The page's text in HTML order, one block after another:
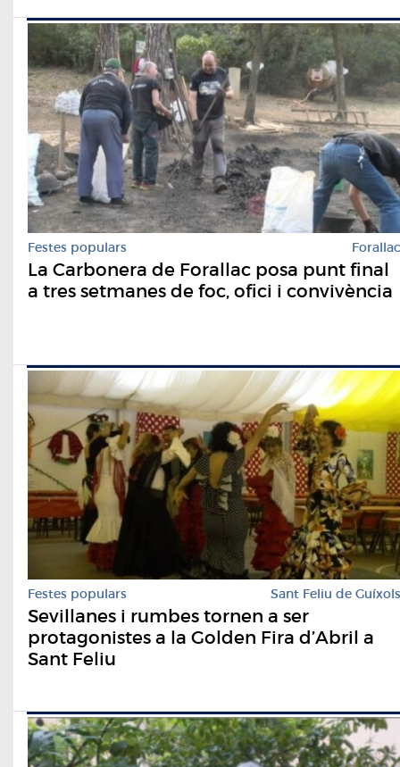
Festes populars Forallac
La Carbonera de Forallac posa punt final
a tres setmanes de foc, ofici i convivència
Festes populars Sant Feliu de Guíxols
Sevillanes i rumbes tornen a ser
protagonistes a la Golden Fira d’Abril a
Sant Feliu